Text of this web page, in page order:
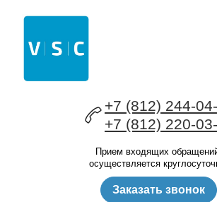
+7 (812) 244-
+7 (812) 220-
Прием входящих
осуществляется
Заказать звонок